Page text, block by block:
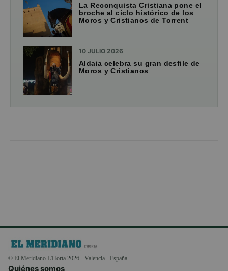
La Reconquista Cristiana pone el
broche al ciclo histórico de los
Moros y Cristianos de Torrent
10 JULIO 2026
Aldaia celebra su gran desfile de
Moros y Cristianos
© El Meridiano L'Horta 2026 - Valencia - España
Quiénes somos